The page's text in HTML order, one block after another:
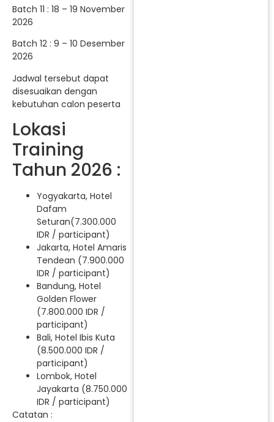
Batch 11 : 18 – 19 November
2026
Batch 12 : 9 – 10 Desember
2026
Jadwal tersebut dapat
disesuaikan dengan
kebutuhan calon peserta
Lokasi
Training
Tahun 2026 :
Yogyakarta, Hotel
Dafam
Seturan(7.300.000
IDR / participant)
Jakarta, Hotel Amaris
Tendean (7.900.000
IDR / participant)
Bandung, Hotel
Golden Flower
(7.800.000 IDR /
participant)
Bali, Hotel Ibis Kuta
(8.500.000 IDR /
participant)
Lombok, Hotel
Jayakarta (8.750.000
IDR / participant)
Catatan :